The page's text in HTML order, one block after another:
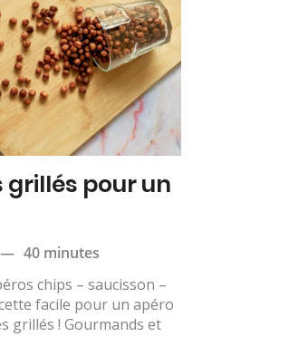
grillés pour un
— 40 minutes
chips – saucisson –
facile pour un apéro
grillés ! Gourmands et